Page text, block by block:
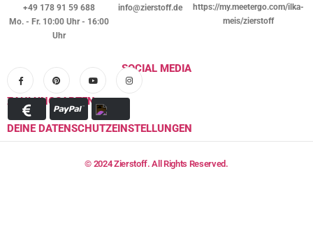
+49 178 91 59 688
Mo. - Fr. 10:00 Uhr - 16:00
Uhr
info@zierstoff.de
https://my.meetergo.com/ilka-
meis/zierstoff
SOCIAL MEDIA
ZAHLUNGSARTEN
DEINE DATENSCHUTZEINSTELLUNGEN
© 2024 Zierstoff. All Rights Reserved.